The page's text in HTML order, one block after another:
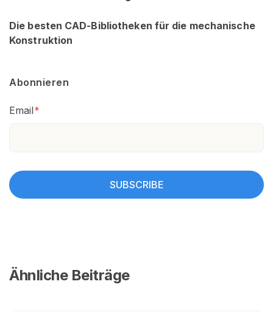
Die besten CAD-Bibliotheken für die mechanische
Konstruktion
Abonnieren
Email*
Ähnliche Beiträge